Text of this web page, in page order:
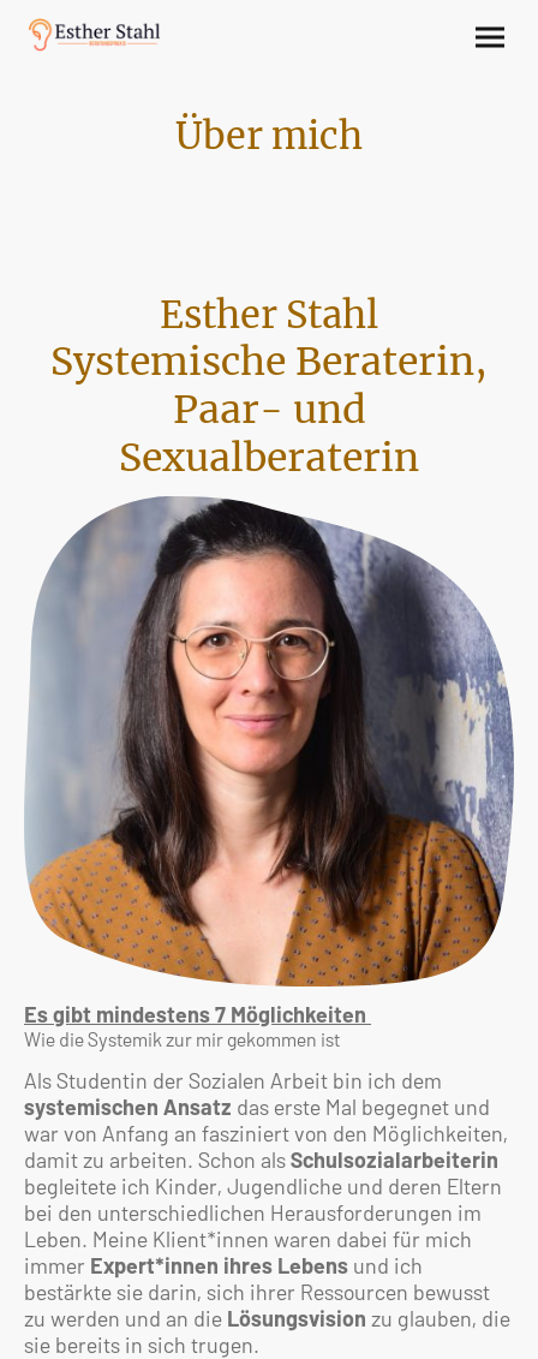
Über mich
Esther Stahl
Systemische Beraterin,
Paar- und
Sexualberaterin
Es gibt mindestens 7 Möglichkeiten
Wie die Systemik zur mir gekommen ist
Als Studentin der Sozialen Arbeit bin ich dem
systemischen Ansatz das erste Mal begegnet und
war von Anfang an fasziniert von den Möglichkeiten,
damit zu arbeiten. Schon alsSchulsozialarbeiterin
begleitete ich Kinder, Jugendliche und deren Eltern
bei den unterschiedlichen Herausforderungen im
Leben. Meine Klient*innen waren dabei für mich
immer Expert*innen ihres Lebens und ich
bestärkte sie darin, sich ihrer Ressourcen bewusst
zu werden und an die Lösungsvision zu glauben, die
sie bereits in sich trugen.